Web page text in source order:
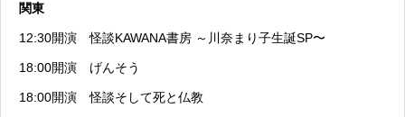
関東
12:30開演怪談KAWANA書房 ～川奈まり子生誕SP〜
18:00開演 げんそう
18:00開演怪談そして死と仏教